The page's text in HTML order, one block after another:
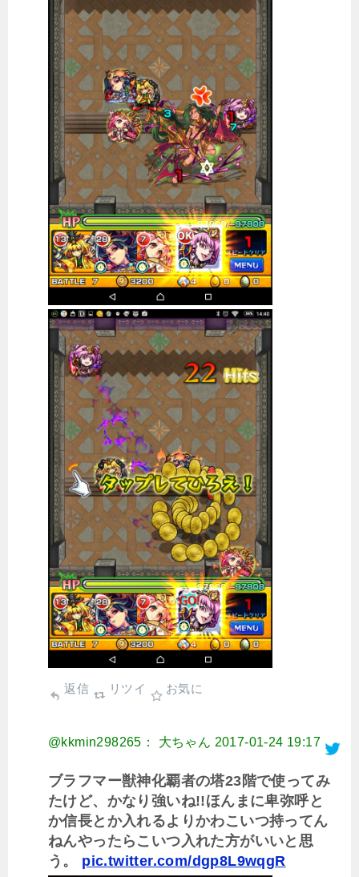
返信 リツイ お気に
@kkmin298265： 大ちゃん 2017-01-24 19:17
ブラフマー獣神化覇者の塔23階で使ってみ
たけど、かなり強いね!!ほんまに卑弥呼と
か信長とか入れるよりかわこいつ持ってん
ねんやったらこいつ入れた方がいいと思
う。 pic.twitter.com/dgp8L9wqgR